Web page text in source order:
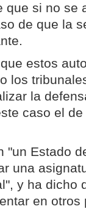
que si no se
de que la
estos
los
la
caso el
"un Estado
una
y ha dicho
en